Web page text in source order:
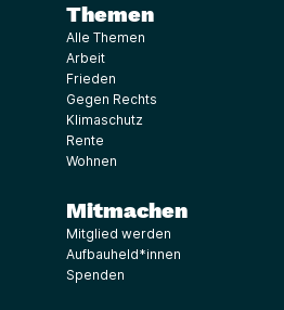
Themen
Alle Themen
Arbeit
Frieden
Gegen Rechts
Klimaschutz
Rente
Wohnen
Mitmachen
Mitglied werden
Aufbauheld*innen
Spenden